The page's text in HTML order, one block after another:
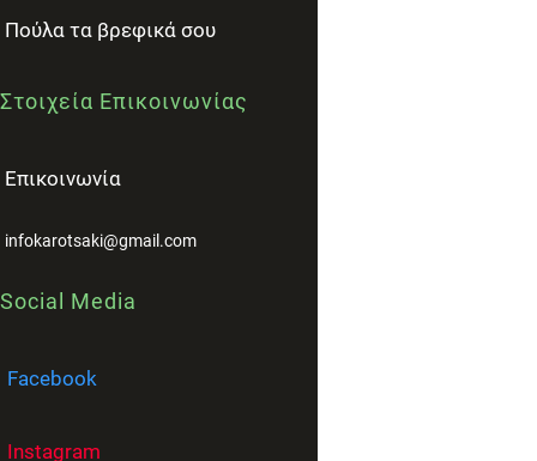
Πούλα τα βρεφικά σου
Στοιχεία Επικοινωνίας
Επικοινωνία
infokarotsaki@gmail.com
Social Media
Facebook
Instagram